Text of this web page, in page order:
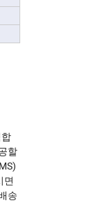
할
면
송